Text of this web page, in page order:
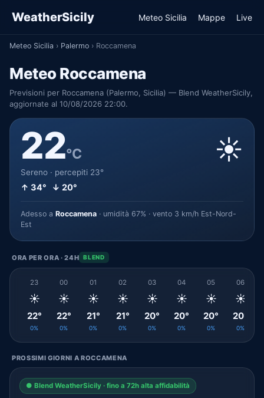
WeatherSicily Meteo Sicilia Mappe Live
Meteo Sicilia › Palermo › Roccamena
Meteo Roccamena
Previsioni per Roccamena (Palermo, Sicilia) — Blend WeatherSicily,
aggiornate al 10/08/2026 22:00.
22°C
Sereno · percepiti 23°
↑ 34° ↓ 20°
☀️
Adesso a Roccamena · umidità 67% · vento 3 km/h Est-Nord-
Est
ORA PER ORA · 24H BLEND
23
☀️
22°
0%
00
☀️
22°
0%
01
☀️
21°
0%
02
☀️
21°
0%
03
☀️
20°
0%
04
☀️
20°
0%
05
☀️
20°
0%
06
☀️
20°
0%
PROSSIMI GIORNI A ROCCAMENA
● Blend WeatherSicily · fino a 72h alta affidabilità